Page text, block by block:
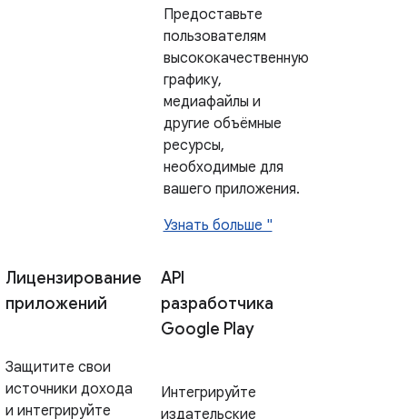
Предоставьте
пользователям
высококачественную
графику,
медиафайлы и
другие объёмные
ресурсы,
необходимые для
вашего приложения.
Узнать больше "
Лицензирование
приложений
Защитите свои
источники дохода
и интегрируйте
API
разработчика
Google Play
Интегрируйте
издательские